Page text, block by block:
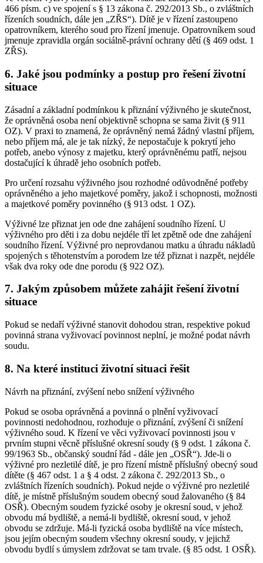
466 písm. c) ve spojení s § 13 zákona č. 292/2013 Sb., o zvláštních
řízeních soudních, dále jen „ZŘS“). Dítě je v řízení zastoupeno
opatrovníkem, kterého soud pro řízení jmenuje. Opatrovníkem soud
jmenuje zpravidla orgán sociálně-právní ochrany dětí (§ 469 odst. 1
ZŘS).
6. Jaké jsou podmínky a postup pro řešení životní
situace
Zásadní a základní podmínkou k přiznání výživného je skutečnost,
že oprávněná osoba není objektivně schopna se sama živit (§ 911
OZ). V praxi to znamená, že oprávněný nemá žádný vlastní příjem,
nebo příjem má, ale je tak nízký, že nepostačuje k pokrytí jeho
potřeb, anebo výnosy z majetku, který oprávněnému patří, nejsou
dostačující k úhradě jeho osobních potřeb.
Pro určení rozsahu výživného jsou rozhodné odůvodněné potřeby
oprávněného a jeho majetkové poměry, jakož i schopnosti, možnosti
a majetkové poměry povinného (§ 913 odst. 1 OZ).
Výživné lze přiznat jen ode dne zahájení soudního řízení. U
výživného pro děti i za dobu nejdéle tří let zpětně ode dne zahájení
soudního řízení. Výživné pro neprovdanou matku a úhradu nákladů
spojených s těhotenstvím a porodem lze též přiznat i nazpět, nejdéle
však dva roky ode dne porodu (§ 922 OZ).
7. Jakým způsobem můžete zahájit řešení životní
situace
Pokud se nedaří výživné stanovit dohodou stran, respektive pokud
povinná strana vyživovací povinnost neplní, je možné podat návrh
soudu.
8. Na které instituci životní situaci řešit
Návrh na přiznání, zvýšení nebo snížení výživného
Pokud se osoba oprávněná a povinná o plnění vyživovací
povinnosti nedohodnou, rozhoduje o přiznání, zvýšení či snížení
výživného soud. K řízení ve věci vyživovací povinnosti jsou v
prvním stupni věcně příslušné okresní soudy (§ 9 odst. 1 zákona č.
99/1963 Sb., občanský soudní řád - dále jen „OSŘ“). Jde-li o
výživné pro nezletilé dítě, je pro řízení místně příslušný obecný soud
dítěte (§ 467 odst. 1 a § 4 odst. 2 zákona č. 292/2013 Sb., o
zvláštních řízeních soudních). Pokud nejde o výživné pro nezletilé
dítě, je místně příslušným soudem obecný soud žalovaného (§ 84
OSŘ). Obecným soudem fyzické osoby je okresní soud, v jehož
obvodu má bydliště, a nemá-li bydliště, okresní soud, v jehož
obvodu se zdržuje. Má-li fyzická osoba bydliště na více místech,
jsou jejím obecným soudem všechny okresní soudy, v jejichž
obvodu bydlí s úmyslem zdržovat se tam trvale. (§ 85 odst. 1 OSŘ).